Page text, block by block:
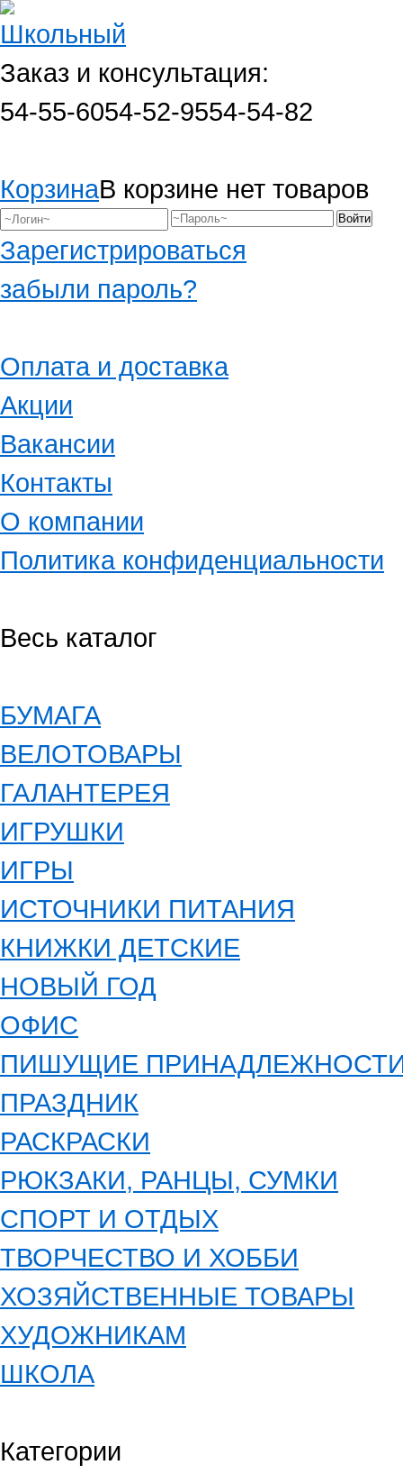
Заказ и консультация:
54-55-6054-52-9554-54-82
КорзинаВ корзине нет товаров
Зарегистрироваться
забыли пароль?
Оплата и доставка
Акции
Вакансии
Контакты
О компании
Политика конфиденциальности
Весь каталог
БУМАГА
ВЕЛОТОВАРЫ
ГАЛАНТЕРЕЯ
ИГРУШКИ
ИГРЫ
ИСТОЧНИКИ ПИТАНИЯ
КНИЖКИ ДЕТСКИЕ
НОВЫЙ ГОД
ОФИС
ПИШУЩИЕ
ПРАЗДНИК
РАСКРАСКИ
РЮКЗАКИ, РАНЦЫ, СУМКИ
СПОРТ И ОТДЫХ
ТВОРЧЕСТВО И ХОББИ
ХОЗЯЙСТВЕННЫЕ ТОВАРЫ
ХУДОЖНИКАМ
ШКОЛА
Категории